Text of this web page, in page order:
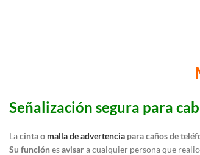
Señalización segura para
Lacinta o malla de advertencia para caños de
Su funciónesavisara cualquier persona que